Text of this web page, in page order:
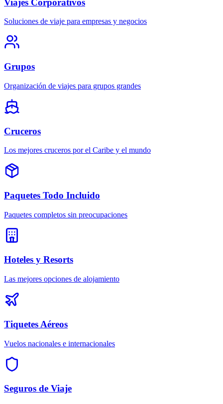
Viajes Corporativos
Soluciones de viaje para empresas y negocios
Grupos
Organización de viajes para grupos grandes
Cruceros
Los mejores cruceros por el Caribe y el mundo
Paquetes Todo Incluido
Paquetes completos sin preocupaciones
Hoteles y Resorts
Las mejores opciones de alojamiento
Tiquetes Aéreos
Vuelos nacionales e internacionales
Seguros de Viaje